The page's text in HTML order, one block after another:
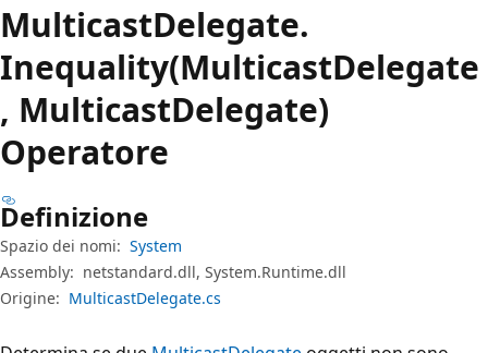
MulticastDelegate.
Inequality(MulticastDelegate
, MulticastDelegate)
Operatore
Definizione
Spazio dei nomi: System
Assembly: netstandard.dll, System.Runtime.dll
Origine: MulticastDelegate.cs